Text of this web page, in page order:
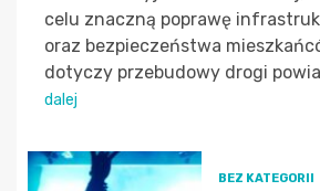
celu znaczną poprawę
oraz bezpieczeństwa
dotyczy przebudowy drogi
dalej
BEZ KATEGORII